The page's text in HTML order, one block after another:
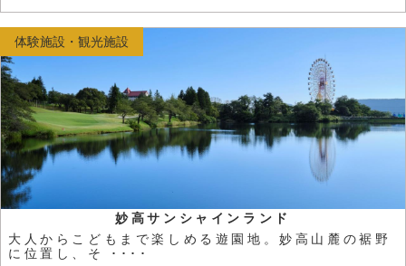
妙高サンシャインランド
大人からこどもまで楽しめる遊園地。妙高山麓の裾野
に位置し、そ ････
体験施設・観光施設